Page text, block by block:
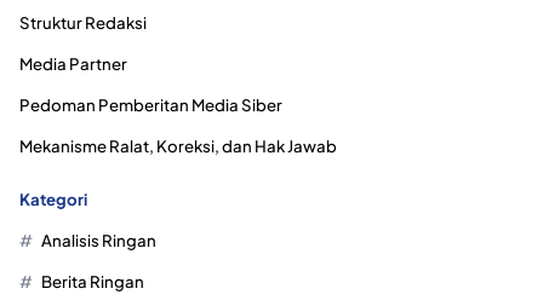
Struktur Redaksi
Media Partner
Pedoman Pemberitan Media Siber
Mekanisme Ralat, Koreksi, dan Hak Jawab
Kategori
Analisis Ringan
Berita Ringan